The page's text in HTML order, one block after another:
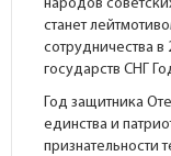
народов
станет
сотрудничества в
государств СНГ
Год защитника
единства и
признательности